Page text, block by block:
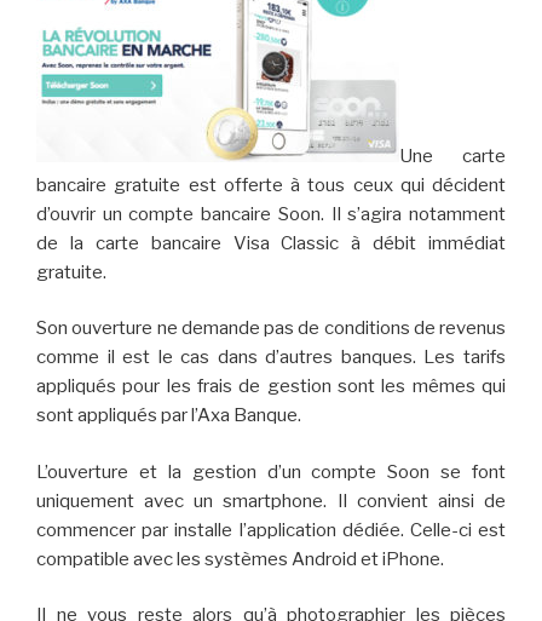
Une carte
bancaire gratuite est offerte à tous ceux qui décident
d’ouvrir un compte bancaire Soon. Il s’agira notamment
de la carte bancaire Visa Classic à débit immédiat
gratuite.
Son ouverture ne demande pas de conditions de revenus
comme il est le cas dans d’autres banques. Les tarifs
appliqués pour les frais de gestion sont les mêmes qui
sont appliqués par l’Axa Banque.
L’ouverture et la gestion d’un compte Soon se font
uniquement avec un smartphone. Il convient ainsi de
commencer par installe l’application dédiée. Celle-ci est
compatible avec les systèmes Android et iPhone.
Il ne vous reste alors qu’à photographier les pièces